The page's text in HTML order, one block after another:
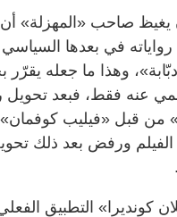
يغيظ صاحب «المهزلة» أن
في بعدها
وهذا ما جعله
عنه فقط، فبعد تحويل
من قبل «فيليب كوفمان»
الفيلم ورفض بعد ذلك
كونديرا» التطبيق